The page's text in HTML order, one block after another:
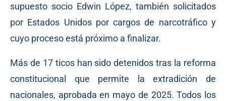
supuesto socio Edwin López, también solicitados
por Estados Unidos por cargos de narcotráfico y
cuyo proceso está próximo a finalizar.
Más de 17 ticos han sido detenidos tras la reforma
constitucional que permite la extradición de
nacionales, aprobada en mayo de 2025. Todos los